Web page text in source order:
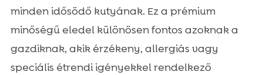
minden idősödő kutyának. Ez a prémium
minőségű eledel különösen fontos azoknak a
gazdiknak, akik érzékeny, allergiás vagy
speciális étrendi igényekkel rendelkező